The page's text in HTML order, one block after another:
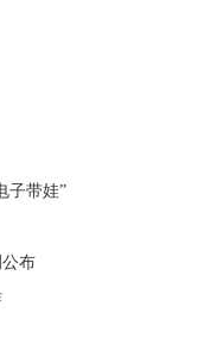
子带娃”
布